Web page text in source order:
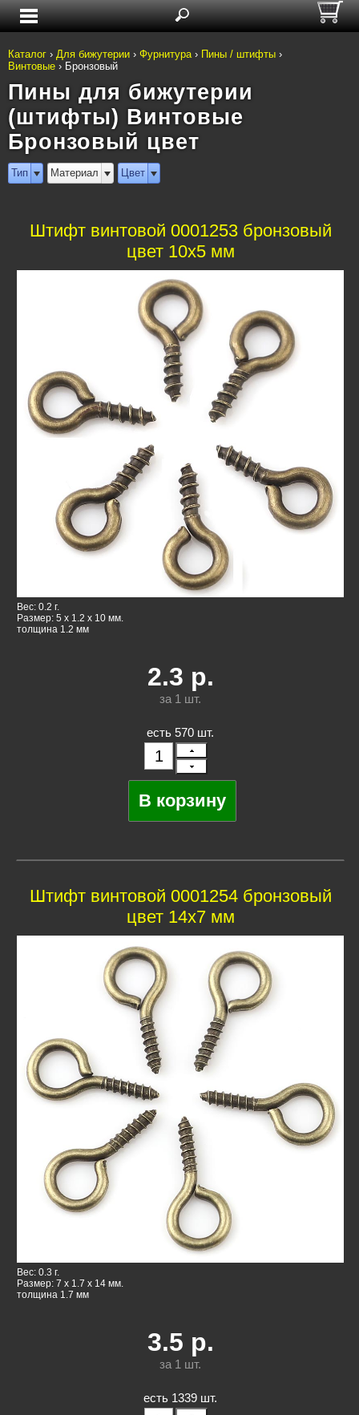
Каталог › Для бижутерии › Фурнитура› Пины / штифты ›
Винтовые › Бронзовый
Пины для бижутерии
(штифты) Винтовые
Бронзовый цвет
Тип Материал Цвет
Штифт винтовой 0001253 бронзовый
цвет 10х5 мм
Вес: 0.2 г.
Размер: 5 x 1.2 x 10 мм.
толщина 1.2 мм
2.3 р.
за 1 шт.
есть 570 шт.
Штифт винтовой 0001254 бронзовый
цвет 14х7 мм
Вес: 0.3 г.
Размер: 7 x 1.7 x 14 мм.
толщина 1.7 мм
3.5 р.
за 1 шт.
есть 1339 шт.